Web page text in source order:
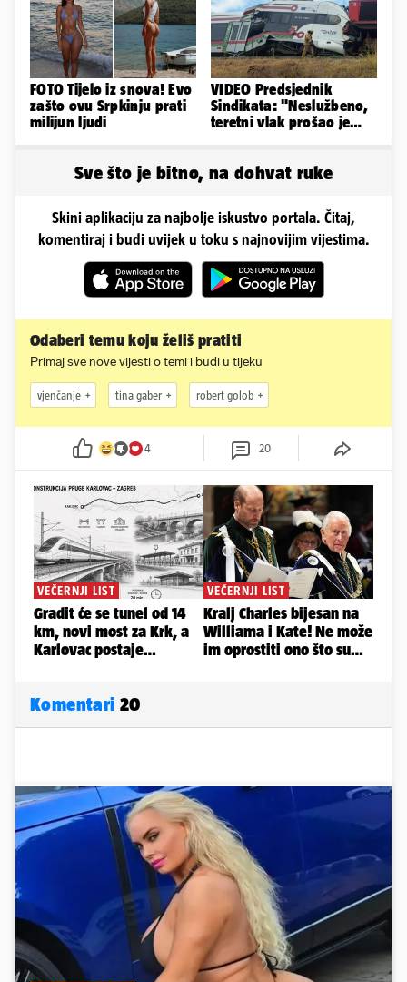
FOTO Tijelo iz snova! Evo
zašto ovu Srpkinju prati
milijun ljudi
VIDEO Predsjednik
Sindikata: "Neslužbeno,
teretni vlak prošao je
Sve što je bitno, na dohvat ruke
Skini aplikaciju za najbolje iskustvo portala. Čitaj,
komentiraj i budi uvijek u toku s najnovijim vijestima.
Odaberi temu koju želiš pratiti
Primaj sve nove vijesti o temi i budi u tijeku
vjenčanje tina gaber robert golob
4 20
Komentari 20